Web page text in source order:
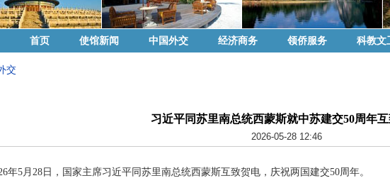
首页 使馆新闻 中国外交 经济商务 领侨服务 科教文
交
习近平同苏里南总统西蒙斯就中苏建交50周年
2026-05-28 12:46
年5月28日，国家主席习近平同苏里南总统西蒙斯互致贺电，庆祝两国建交50周年。